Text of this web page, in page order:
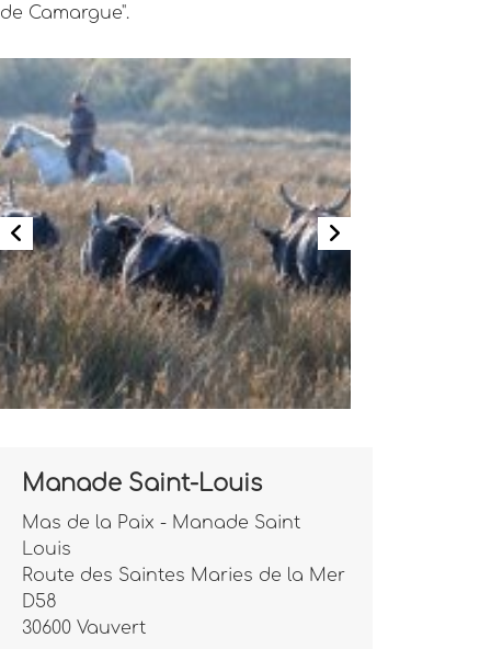
de Camargue".
Manade Saint-Louis
Mas de la Paix - Manade Saint
Louis
Route des Saintes Maries de la Mer
D58
30600 Vauvert